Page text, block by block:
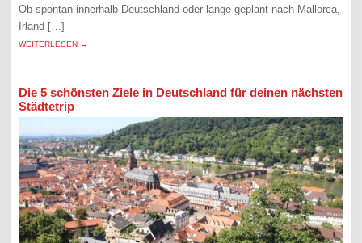
Ob spontan innerhalb Deutschland oder lange geplant nach Mallorca,
Irland […]
WEITERLESEN →
Die 5 schönsten Ziele in Deutschland für deinen nächsten
Städtetrip